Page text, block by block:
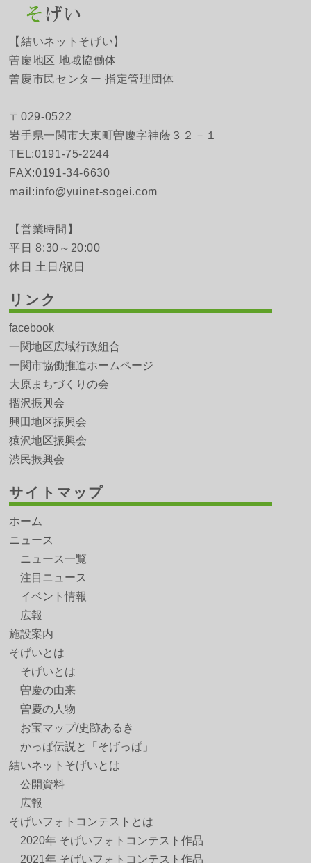
【結いネットそげい】
曽慶地区 地域協働体
曽慶市民センター 指定管理団体
〒029-0522
岩手県一関市大東町曽慶字神蔭３２－１
TEL:0191-75-2244
FAX:0191-34-6630
mail:info@yuinet-sogei.com
【営業時間】
平日 8:30～20:00
休日 土日/祝日
リンク
facebook
一関地区広域行政組合
一関市協働推進ホームページ
大原まちづくりの会
摺沢振興会
興田地区振興会
猿沢地区振興会
渋民振興会
サイトマップ
ホーム
ニュース
ニュース一覧
注目ニュース
イベント情報
広報
施設案内
そげいとは
そげいとは
曽慶の由来
曽慶の人物
お宝マップ/史跡あるき
かっぱ伝説と「そげっぱ」
結いネットそげいとは
公開資料
広報
そげいフォトコンテストとは
2020年 そげいフォトコンテスト作品
2021年 そげいフォトコンテスト作品